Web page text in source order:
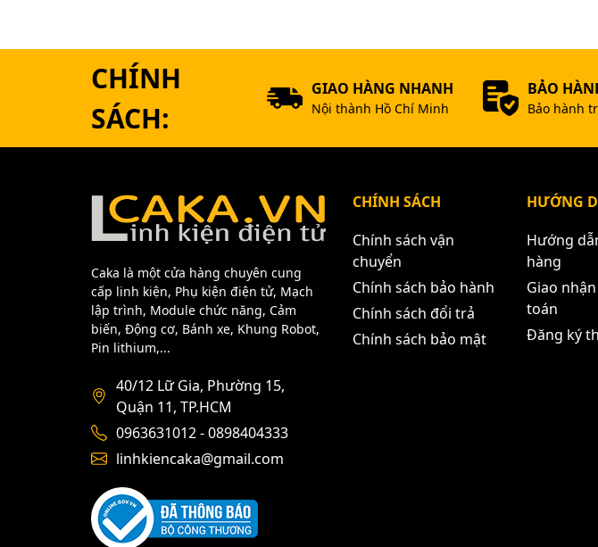
Bán đầu kẹp mũi khoan mini làm máy
CÁC BẠN CẦN XIN HÃY LIÊN HỆ THEO CÁC THÔNG TIN SAU.
LINH KIỆN ĐIỆN TỬ TPHCM
Địa Chỉ: Số 40/12 Lữ Gia - Phường 15 - Quận 11 - HCM
Điện Thoại: 0963631012 - 0898404333
CHÍNH
SÁCH:
GIAO HÀNG NHANH
Nội thành Hồ Chí Minh
BẢO
Bảo hành
Caka là một cửa hàng chuyên cung
cấp linh kiện, Phụ kiện điện tử, Mạch
lập trình, Module chức năng, Cảm
biến, Động cơ, Bánh xe, Khung Robot,
Pin lithium,...
40/12 Lữ Gia, Phường 15,
Quận 11, TP.HCM
0963631012 - 0898404333
linhkiencaka@gmail.com
CHÍNH SÁCH
Chính sách vận
chuyển
Chính sách bảo hành
Chính sách đổi trả
Chính sách bảo mật
HƯỚNG
Hướng
hàng
Giao
toán
Đăng ký